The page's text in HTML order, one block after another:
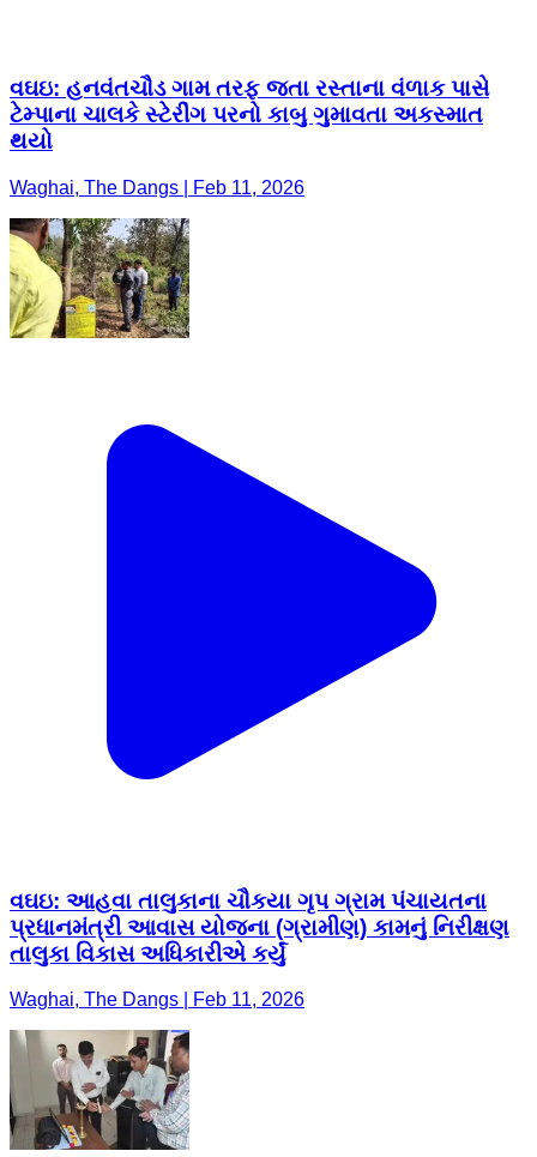
વઘઇ: હનવંતચૌડ ગામ તરફ જતા રસ્તાના વંળાક પાસે
ટેમ્પાના ચાલકે સ્ટેરીંગ પરનો કાબુ ગુમાવતા અકસ્માત
થયો
Waghai, The Dangs | Feb 11, 2026
વઘઇ: આહવા તાલુકાના ચૌકયા ગૃપ ગ્રામ પંચાયતના
પ્રધાનમંત્રી આવાસ યોજના (ગ્રામીણ) કામનું નિરીક્ષણ
તાલુકા વિકાસ અધિકારીએ કર્યું
Waghai, The Dangs | Feb 11, 2026